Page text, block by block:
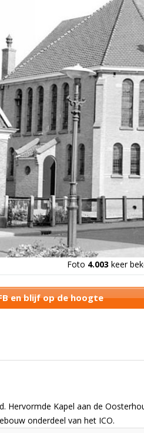
Foto 4.003 keer
en blijf op de hoogte
Hervormde Kapel aan de
onderdeel van het ICO.